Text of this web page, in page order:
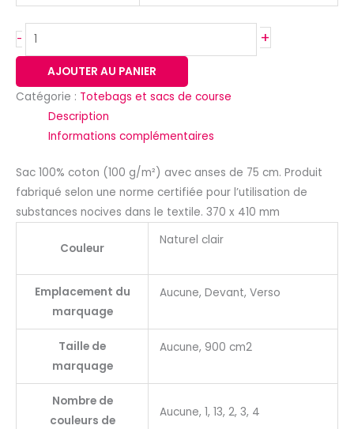
- +
AJOUTER AU PANIER
Catégorie : Totebags et sacs de course
Description
Informations complémentaires
Sac 100% coton (100 g/m²) avec anses de 75 cm. Produit
fabriqué selon une norme certifiée pour l’utilisation de
substances nocives dans le textile. 370 x 410 mm
Couleur
Naturel clair
Emplacement du
marquage
Aucune, Devant, Verso
Taille de
marquage
Aucune, 900 cm2
Nombre de
couleurs de
Aucune, 1, 13, 2, 3, 4